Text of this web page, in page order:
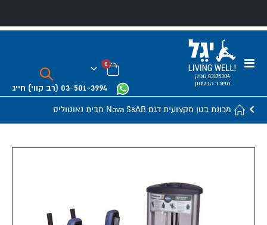
Toggle
83175304 ספק
משרד הבטחון
03-501-3994 (רב קווי) חייג
Cart
0פריטים
מכונת בטן מקצועית דגם Nova S8AB מבית נאוטוליס